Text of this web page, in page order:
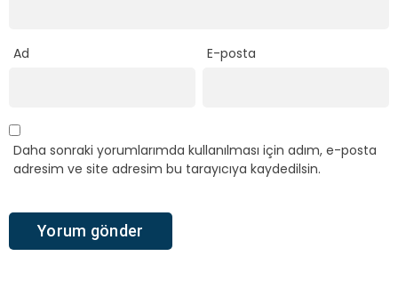
Ad E-posta
Daha sonraki yorumlarımda kullanılması için adım, e-posta
adresim ve site adresim bu tarayıcıya kaydedilsin.